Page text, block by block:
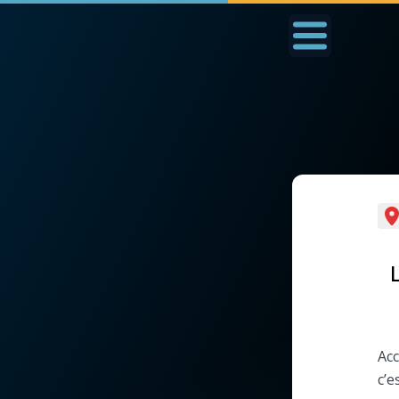
Prier au quotidien
Les premiers